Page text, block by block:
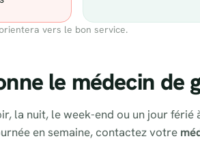
vers le bon service.
le médecin de
la nuit, le week-end ou un jour
en semaine, contactez votre